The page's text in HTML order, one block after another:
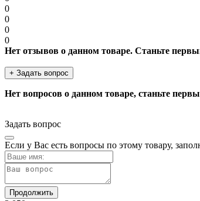
0
0
0
0
Нет отзывов о данном товаре. Станьте
+ Задать вопрос
Нет вопросов о данном товаре, станьте
Задать вопрос
Если у Вас есть вопросы по этому товару,
Продолжить